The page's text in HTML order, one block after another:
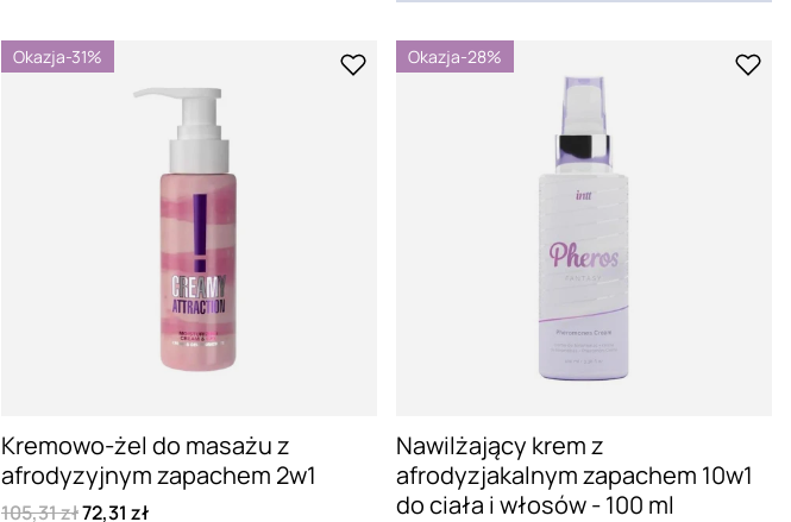
Okazja-31%
Kremowo-żel do masażu z
afrodyzyjnym zapachem 2w1
105,31 zł72,31 zł
Okazja-28%
Nawilżający krem z
afrodyzjakalnym zapachem 10w1
do ciała i włosów - 100 ml